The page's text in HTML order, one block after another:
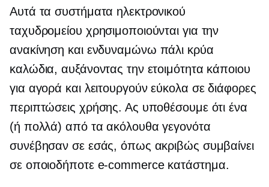
Αυτά τα συστήματα ηλεκτρονικού
ταχυδρομείου χρησιμοποιούνται για την
ανακίνηση και ενδυναμώνω πάλι κρύα
καλώδια, αυξάνοντας την ετοιμότητα κάποιου
για αγορά και λειτουργούν εύκολα σε διάφορες
περιπτώσεις χρήσης. Ας υποθέσουμε ότι ένα
(ή πολλά) από τα ακόλουθα γεγονότα
συνέβησαν σε εσάς, όπως ακριβώς συμβαίνει
σε οποιοδήποτε e-commerceκατάστημα.